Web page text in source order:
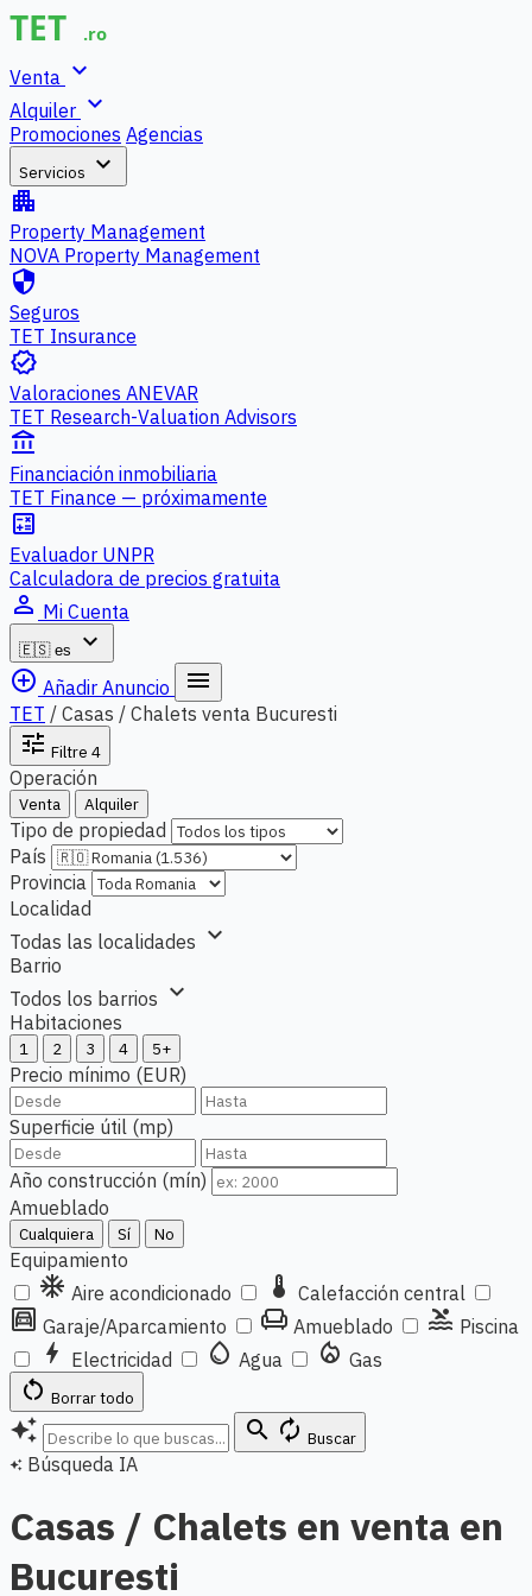
Venta expand_more
Alquiler expand_more
Promociones Agencias
Servicios expand_more
apartment
Property Management
NOVA Property Management
security
Seguros
TET Insurance
verified
Valoraciones ANEVAR
TET Research-Valuation Advisors
account_balance
Financiación inmobiliaria
TET Finance — próximamente
calculate
Evaluador UNPR
Calculadora de precios gratuita
person_outline Mi Cuenta
🇪🇸 es
expand_more
add_circle_outline Añadir Anuncio menu
TET / Casas / Chalets venta Bucuresti
tune Filtre 4
Operación
Venta Alquiler
Tipo de propiedad
País
Provincia
Localidad
Todas las localidades expand_more
Barrio
Todos los barrios expand_more
Habitaciones
1 2 3 4 5+
Precio mínimo (EUR)
Superficie útil (mp)
Año construcción (mín)
Amueblado
Cualquiera Sí No
Equipamiento
ac_unit Aire acondicionado thermostat Calefacción central
garage Garaje/Aparcamiento chair Amueblado pool Piscina
bolt Electricidad water_drop Agua local_fire_department Gas
restart_alt Borrar todo
auto_awesome search autorenew Buscar
auto_awesome Búsqueda IA
Casas / Chalets en venta en
Bucuresti